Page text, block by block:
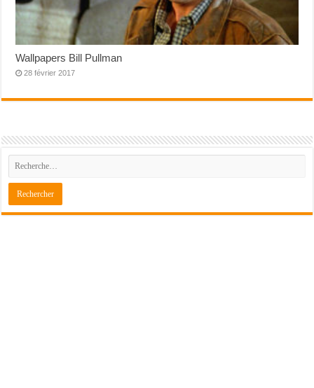
Wallpapers Bill Pullman
28 février 2017